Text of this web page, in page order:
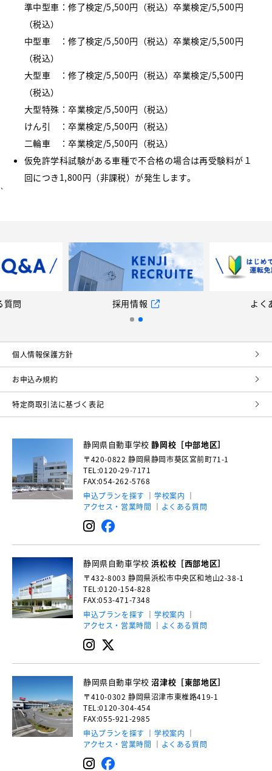
準中型車：修了検定/5,500円（税込）卒業検定/5,500円
（税込）
中型車 ：修了検定/5,500円（税込）卒業検定/5,500円
（税込）
大型車 ：修了検定/5,500円（税込）卒業検定/5,500円
（税込）
大型特殊：卒業検定/5,500円（税込）
けん引 ：卒業検定/5,500円（税込）
二輪車 ：卒業検定/5,500円（税込）
仮免許学科試験がある車種で不合格の場合は再受験料が１
回につき1,800円（非課税）が発生します。
`
質問 採用情報 よく
個⼈情報保護⽅針
お申込み規約
特定商取引法に基づく表記
静岡県自動車学校静岡校［中部地区］
〒420-0822 静岡県静岡市葵区宮前町71-1
TEL:0120-29-7171
FAX:054-262-5768
申込プランを探す
学校案内
アクセス・営業時間
よくある質問
静岡県自動車学校浜松校［西部地区］
〒432-8003 静岡県浜松市中央区和地山2-38-1
TEL:0120-154-828
FAX:053-471-7348
申込プランを探す
学校案内
アクセス・営業時間
よくある質問
静岡県自動車学校沼津校［東部地区］
〒410-0302 静岡県沼津市東椎路419-1
TEL:0120-304-454
FAX:055-921-2985
申込プランを探す
学校案内
アクセス・営業時間
よくある質問